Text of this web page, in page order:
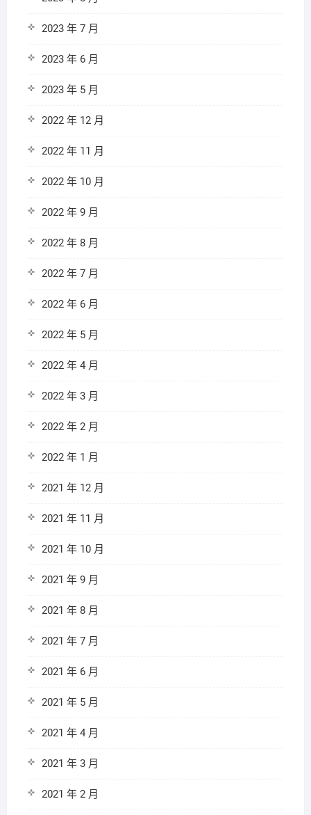
2023 年 7 月
2023 年 6 月
2023 年 5 月
2022 年 12 月
2022 年 11 月
2022 年 10 月
2022 年 9 月
2022 年 8 月
2022 年 7 月
2022 年 6 月
2022 年 5 月
2022 年 4 月
2022 年 3 月
2022 年 2 月
2022 年 1 月
2021 年 12 月
2021 年 11 月
2021 年 10 月
2021 年 9 月
2021 年 8 月
2021 年 7 月
2021 年 6 月
2021 年 5 月
2021 年 4 月
2021 年 3 月
2021 年 2 月